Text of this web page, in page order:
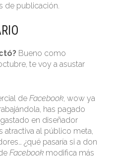
de publicación.
Bueno como
te voy a asustar
de Facebook , wow ya
has pagado
en diseñador
atractiva al público meta,
¿qué pasaría si a don
Facebook modifica más